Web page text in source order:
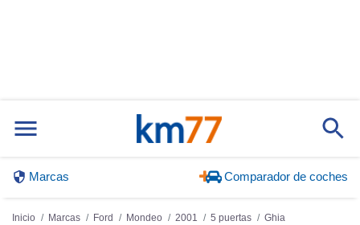
Marcas Comparador de coches
Inicio Marcas Ford Mondeo 2001 5 puertas
Ghia